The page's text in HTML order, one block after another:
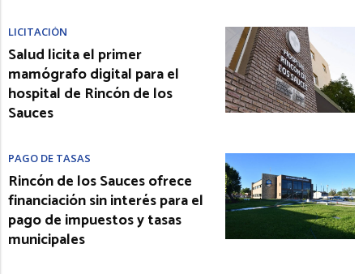
LICITACIÓN
Salud licita el primer
mamógrafo digital para el
hospital de Rincón de los
Sauces
PAGO DE TASAS
Rincón de los Sauces ofrece
financiación sin interés para el
pago de impuestos y tasas
municipales